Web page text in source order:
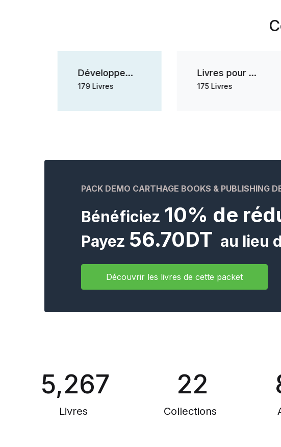
Développement personnel
179 Livres
Livres pour enfants
175 Livres
PACK DEMO CARTHAGE BOOKS & PUBLISHING
Bénéficiez 10% de
Payez 56.70DT au lieu
Découvrir les livres de cette packet
5,267
Livres
22
Collections